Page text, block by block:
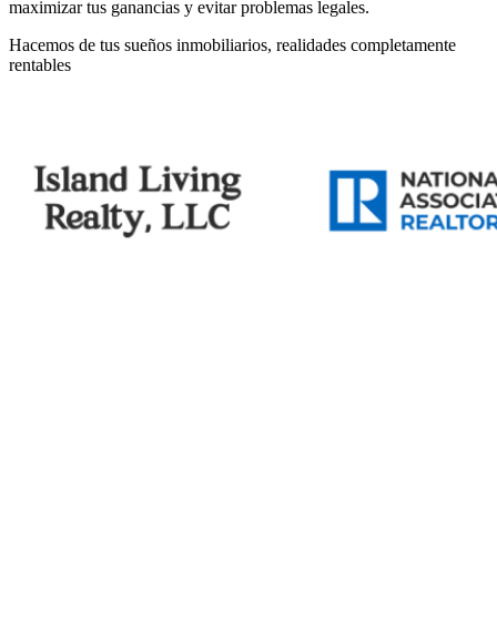
maximizar tus ganancias y evitar problemas legales.
Hacemos de tus sueños inmobiliarios, realidades completamente
rentables